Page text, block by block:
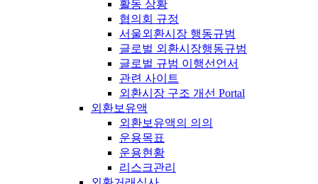
활동 상황
협의회 규정
서울외환시장 행동규범
글로벌 외환시장행동규범
글로벌 규범 이행선언서
관련 사이트
외환시장 구조 개선 Portal
외환보유액
외환보유액의 의의
운용목표
운용현황
리스크관리